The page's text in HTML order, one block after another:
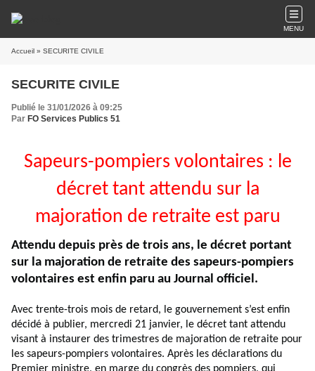
MENU
Accueil » SECURITE CIVILE
SECURITE CIVILE
Publié le 31/01/2026 à 09:25
Par FO Services Publics 51
Sapeurs-pompiers volontaires : le
décret tant attendu sur la
majoration de retraite est paru
Attendu depuis près de trois ans, le décret portant
sur la majoration de retraite des sapeurs-pompiers
volontaires est enfin paru au Journal officiel.
Avec trente-trois mois de retard, le gouvernement s’est enfin
décidé à publier, mercredi 21 janvier, le décret tant attendu
visant à instaurer des trimestres de majoration de retraite pour
les sapeurs-pompiers volontaires. Après les déclarations du